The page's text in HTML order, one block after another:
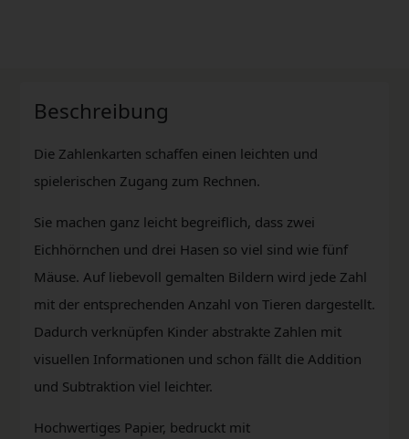
Beschreibung
Die Zahlenkarten schaffen einen leichten und
spielerischen Zugang zum Rechnen.
Sie machen ganz leicht begreiflich, dass zwei
Eichhörnchen und drei Hasen so viel sind wie fünf
Mäuse. Auf liebevoll gemalten Bildern wird jede Zahl
mit der entsprechenden Anzahl von Tieren dargestellt.
Dadurch verknüpfen Kinder abstrakte Zahlen mit
visuellen Informationen und schon fällt die Addition
und Subtraktion viel leichter.
Hochwertiges Papier, bedruckt mit